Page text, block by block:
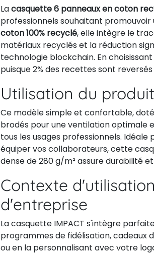
Lacasquette 6 panneaux en coton
professionnels souhaitant
coton 100% recyclé, elle intègre le
matériaux recyclés et la réduction
technologie blockchain. En
puisque 2% des recettes sont
Utilisation du produit
Ce modèle simple et confortable,
brodés pour une ventilation optimale
tous les usages professionnels.
équiper vos collaborateurs, cette
dense de 280 g/m² assure durabilité
Contexte
d'entreprise
La casquette IMPACT s'intègre
programmes de fidélisation, cadeaux
ou en la personnalisant avec votre